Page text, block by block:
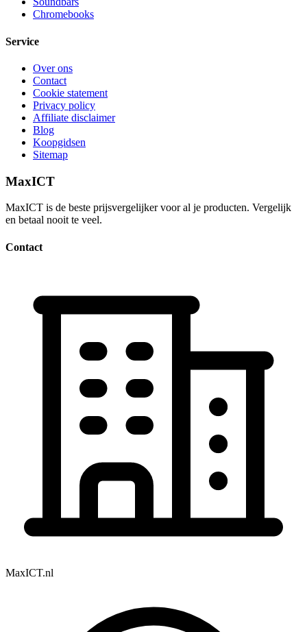
Chromebooks
Service
Over ons
Contact
Cookie statement
Privacy policy
Affiliate disclaimer
Blog
Koopgidsen
Sitemap
MaxICT
MaxICT is de beste prijsvergelijker voor al je producten. Vergelijk
en betaal nooit te veel.
Contact
MaxICT.nl